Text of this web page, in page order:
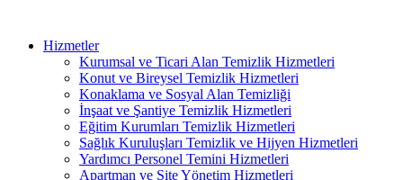
Hizmetler
Kurumsal ve Ticari Alan Temizlik Hizmetleri
Konut ve Bireysel Temizlik Hizmetleri
Konaklama ve Sosyal Alan Temizliği
İnşaat ve Şantiye Temizlik Hizmetleri
Eğitim Kurumları Temizlik Hizmetleri
Sağlık Kuruluşları Temizlik ve Hijyen Hizmetleri
Yardımcı Personel Temini Hizmetleri
Apartman ve Site Yönetim Hizmetleri